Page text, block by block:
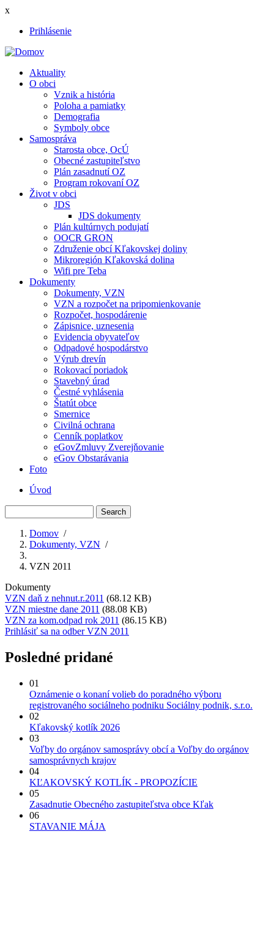
Skočiť
hlavný
x
User
menu
Prihlásenie
Main
navigation
Aktuality
O obci
Vznik a história
Poloha a pamiatky
Demografia
Symboly obce
Samospráva
Starosta obce, OcÚ
Obecné zastupiteľstvo
Plán zasadnutí OZ
Program rokovaní OZ
Život v obci
JDS
JDS dokumenty
Plán kultúrnych podujatí
OOCR GRON
Združenie obcí Kľakovskej doliny
Mikroregión Kľakovská dolina
Wifi pre Teba
Dokumenty
Dokumenty, VZN
VZN a rozpočet na pripomienkovanie
Rozpočet, hospodárenie
Zápisnice, uznesenia
Evidencia obyvateľov
Odpadové hospodárstvo
Výrub drevín
Rokovací poriadok
Stavebný úrad
Čestné vyhlásenia
Štatút obce
Smernice
Civilná ochrana
Cenník poplatkov
eGovZmluvy Zverejňovanie
eGov Obstarávania
Foto
Menu
second
Úvod
Breadcrumb
Domov /
Dokumenty, VZN /
VZN 2011
Dokumenty
VZN daň z nehnut.r.2011 (68.12 KB)
VZN miestne dane 2011 (88.08 KB)
VZN za kom.odpad rok 2011 (86.15 KB)
Prihlásiť sa na odber VZN 2011
Posledné pridané
01
Oznámenie o konaní volieb do poradného výboru
registrovaného sociálneho podniku Sociálny podnik, s.r.o.
02
Kľakovský kotlík 2026
03
Voľby do orgánov samosprávy obcí a Voľby do orgánov
samosprávnych krajov
04
KĽAKOVSKÝ KOTLÍK - PROPOZÍCIE
05
Zasadnutie Obecného zastupiteľstva obce Kľak
06
STAVANIE MÁJA